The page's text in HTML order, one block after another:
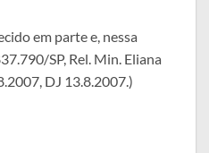
em parte e, nessa
SP, Rel. Min. Eliana
DJ 13.8.2007.)